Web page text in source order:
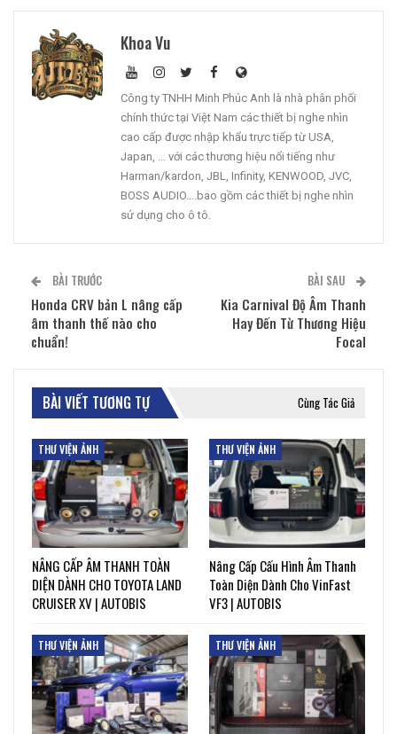
Khoa Vu
Công ty TNHH Minh Phúc Anh là nhà phân phối
chính thức tại Việt Nam các thiết bị nghe nhìn
cao cấp được nhập khẩu trực tiếp từ USA,
Japan, … với các thương hiệu nổi tiếng như
Harman/kardon, JBL, Infinity, KENWOOD, JVC,
BOSS AUDIO….bao gồm các thiết bị nghe nhìn
sử dụng cho ô tô.
BÀI TRƯỚC
Honda CRV bản L nâng cấp
âm thanh thế nào cho
chuẩn!
BÀI SAU
Kia Carnival Độ Âm Thanh
Hay Đến Từ Thương Hiệu
Focal
BÀI VIẾT TƯƠNG TỰ Cùng Tác Giả
THƯ VIỆN ẢNH
NÂNG CẤP ÂM THANH TOÀN
DIỆN DÀNH CHO TOYOTA LAND
CRUISER XV | AUTOBIS
THƯ VIỆN ẢNH
Nâng Cấp Cấu Hình Âm Thanh
Toàn Diện Dành Cho VinFast
VF3 | AUTOBIS
THƯ VIỆN ẢNH THƯ VIỆN ẢNH